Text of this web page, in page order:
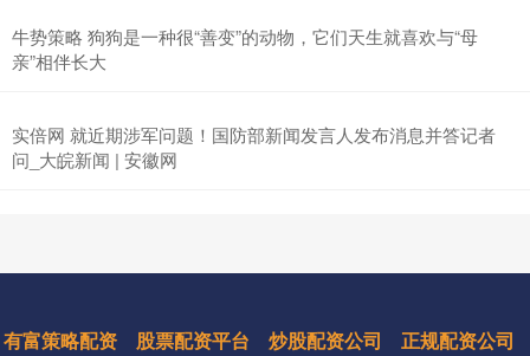
牛势策略 狗狗是一种很“善变”的动物，它们天生就喜欢与“母
亲”相伴长大
实倍网 就近期涉军问题！国防部新闻发言人发布消息并答记者
问_大皖新闻 | 安徽网
有富策略配资 股票配资平台 炒股配资公司 正规配资公司